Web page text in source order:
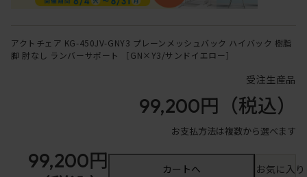
アクトチェア KG-450JV-GNY3 プレーンメッシュバック ハイバック 樹脂
脚 肘なし ランバーサポート ［GN×Y3/サンドイエロー］
受注生産品
99,200円 （税込）
お支払方法は複数から選べます
99,200円
カートへ お気に入